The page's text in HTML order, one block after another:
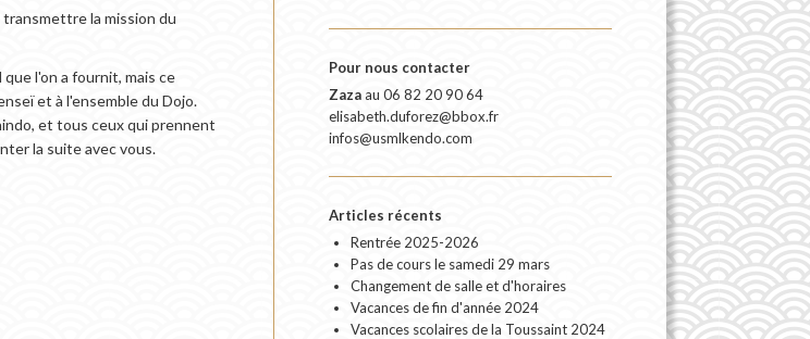
la mission du
l'on a fournit, mais ce
et à l'ensemble du Dojo.
et tous ceux qui prennent
la suite avec vous.
Pour nous contacter
Zazaau 06 82 20 90 64
elisabeth.duforez@bbox.fr
infos@usmlkendo.com
Articles récents
Rentrée 2025-2026
Pas de cours le samedi 29 mars
Changement de salle et d'horaires
Vacances de fin d'année 2024
Vacances scolaires de la Toussaint 2024